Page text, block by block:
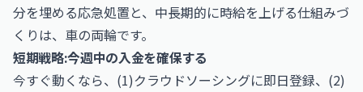
分を埋める応急処置と、中長期的に時給を上げる仕組みづ
くりは、車の両輪です。
短期戦略:今週中の入金を確保する
今すぐ動くなら、(1)クラウドソーシングに即日登録、(2)